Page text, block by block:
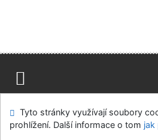
Modul OpenSearch
Napište nám
Tyto stránky využívají soubory
prohlížení. Další informace o tom jak